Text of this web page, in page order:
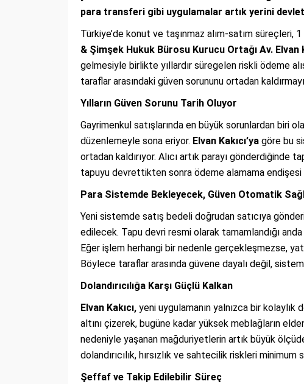
para transferi gibi uygulamalar artık yerini
Türkiye’de konut ve taşınmaz alım-satım süreçleri,
& Şimşek Hukuk Bürosu Kurucu Ortağı Av. Elvan
gelmesiyle birlikte yıllardır süregelen riskli ödeme
taraflar arasındaki güven sorununu ortadan
Yılların Güven Sorunu Tarih Oluyor
Gayrimenkul satışlarında en büyük sorunlardan biri
düzenlemeyle sona eriyor. Elvan Kakıcı’ya göre bu
ortadan kaldırıyor. Alıcı artık parayı gönderdiğinde
tapuyu devrettikten sonra ödeme alamama endişesi
Para Sistemde Bekleyecek, Güven Otomatik
Yeni sistemde satış bedeli doğrudan satıcıya
edilecek. Tapu devri resmi olarak tamamlandığı
Eğer işlem herhangi bir nedenle gerçekleşmezse,
Böylece taraflar arasında güvene dayalı değil,
Dolandırıcılığa Karşı Güçlü Kalkan
Elvan Kakıcı, yeni uygulamanın yalnızca bir kolaylık
altını çizerek, bugüne kadar yüksek meblağların
nedeniyle yaşanan mağduriyetlerin artık büyük
dolandırıcılık, hırsızlık ve sahtecilik riskleri
Şeffaf ve Takip Edilebilir Süreç